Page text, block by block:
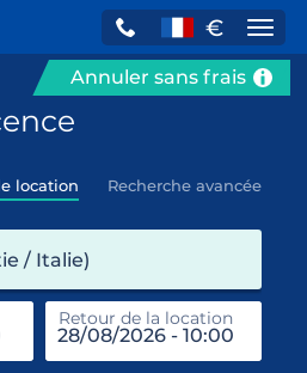
€
Annuler sans frais
location Recherche avancée
/ Italie)
Retour de la location